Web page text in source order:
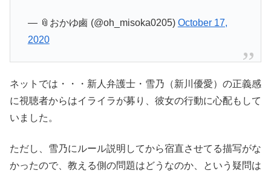
— 📎おかゆ鹵 (@oh_misoka0205) October 17,
2020
ネットでは・・・新人弁護士・雪乃（新川優愛）の正義感
に視聴者からはイライラが募り、彼女の行動に心配もして
いました。
ただし、雪乃にルール説明してから宿直させてる描写がな
かったので、教える側の問題はどうなのか、という疑問は